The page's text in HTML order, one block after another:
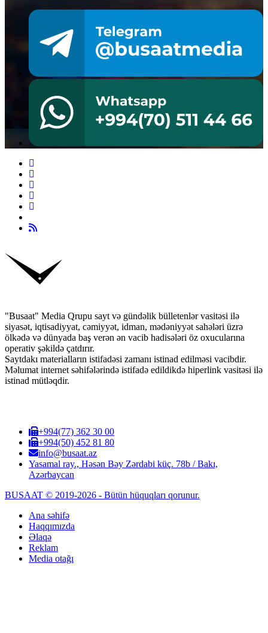
"Busaat" Media Qrupu sayt və gündəlik bülletenlər vasitəsi ilə
siyasət, iqtisadiyyat, cəmiyyət, idman, mədəniyyət sahələri üzrə
ölkədə və dünyada baş verən ən vacib hadisələri öz oxucularına
operativ şəkildə çatdırır.
Saytdakı materialların istifadəsi zamanı istinad edilməsi vacibdir.
Məlumat internet səhifələrində istifadə edildikdə hiperlink vasitəsi ilə
istinad mütləqdir.
+994(77) 362 30 00
+994(50) 452 81 80
info@busaat.az
Yasamal ray., Həsən Bəy Zərdabi küç. 78b / Bakı,
Azərbaycan
BUSAAT © 2019-2026 - Bütün hüquqları qorunur.
Ana səhifə
Haqqımızda
Əlaqə
Reklam
Media otağı